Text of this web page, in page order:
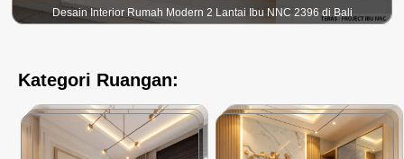
Desain Interior Rumah Modern 2 Lantai Ibu NNC 2396 di Bali
Kategori Ruangan: